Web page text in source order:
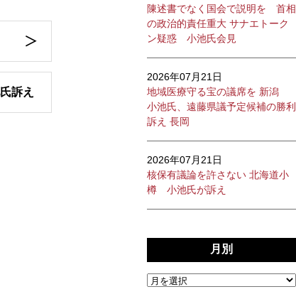
訴え
陳述書でなく国会で説明を 首相
の政治的責任重大 サナエトーク
ン疑惑 小池氏会見
2026年07月21日
地域医療守る宝の議席を 新潟
小池氏、遠藤県議予定候補の勝利
訴え 長岡
2026年07月21日
核保有議論を許さない 北海道小
樽 小池氏が訴え
月別